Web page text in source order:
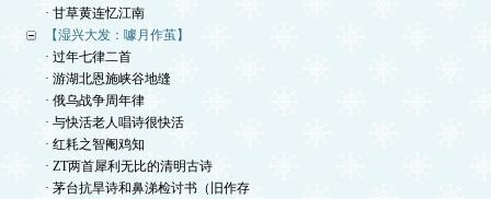
· 甘草黄连忆江南
【湿兴大发：噱月作茧】
· 过年七律二首
· 游湖北恩施峡谷地缝
· 俄乌战争周年律
· 与快活老人唱诗很快活
· 红耗之智阉鸡知
· ZT两首犀利无比的清明古诗
· 茅台抗旱诗和鼻涕检讨书（旧作存